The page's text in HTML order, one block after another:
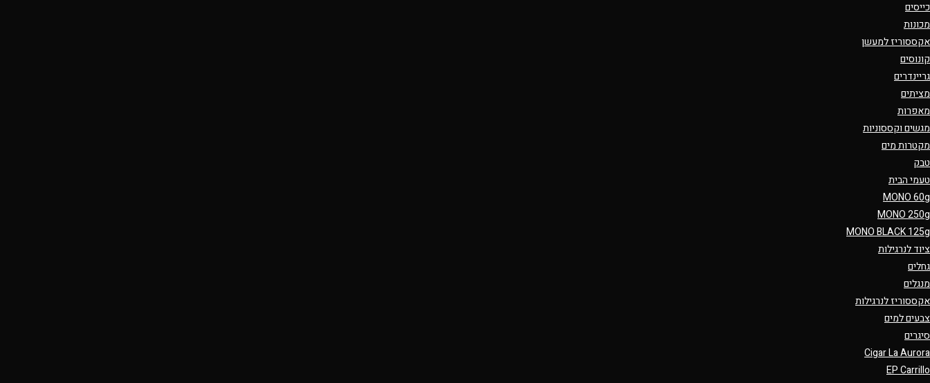
כייסים
מכונות
אקססוריז למעשן
קונוסים
גריינדרים
מציתים
מאפרות
מגשים וקססוניות
מקטרות מים
טבק
טעמי הבית
MONO 60g
MONO 250g
MONO BLACK 125g
ציוד לנרגילות
גחלים
מנגלים
אקססוריז לנרגילות
צבעים למים
סיגרים
Cigar La Aurora
EP Carrillo